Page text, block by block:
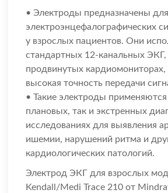
• Электроды предназначены
электроэнцефалографических
у взрослых пациентов. Они
стандартных 12-канальных ЭКГ,
продвинутых кардиомониторах,
высокая точность передачи
• Такие электроды применяются
плановых, так и экстренных
исследованиях для выявления
ишемии, нарушений ритма и
кардиологических патологий.
Электрод ЭКГ для взрослых
Kendall/Medi Trace 210 от